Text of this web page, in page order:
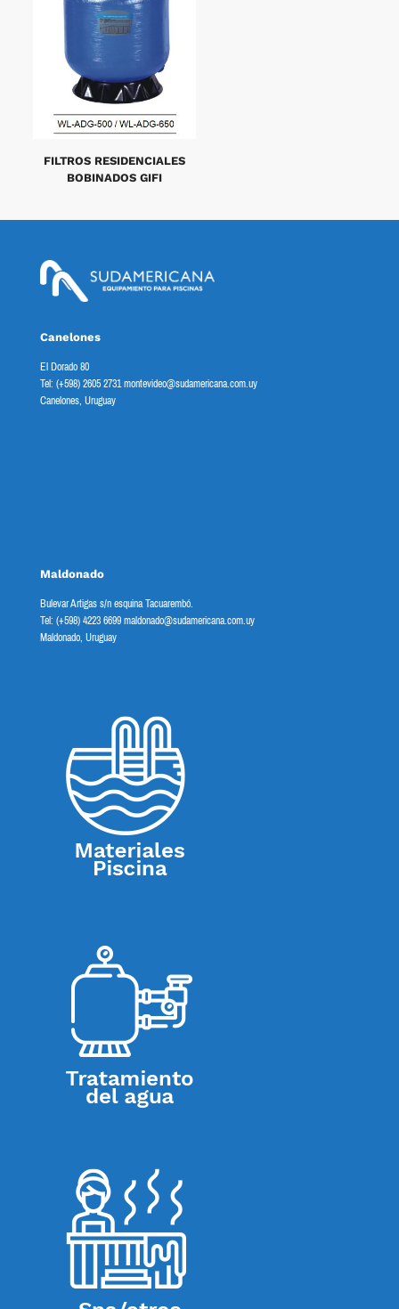
FILTROS RESIDENCIALES
BOBINADOS GIFI
Canelones
El Dorado 80
Tel: (+598) 2605 2731 montevideo@sudamericana.com.uy
Canelones, Uruguay
Maldonado
Bulevar Artigas s/n esquina Tacuarembó.
Tel: (+598) 4223 6699 maldonado@sudamericana.com.uy
Maldonado, Uruguay